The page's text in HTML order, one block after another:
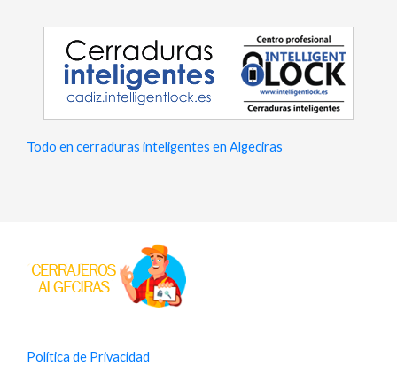
Todo en cerraduras inteligentes en Algeciras
Política de Privacidad